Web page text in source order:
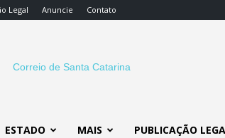
Legal Anuncie Contato
ESTADO MAIS PUBLICAÇÃO